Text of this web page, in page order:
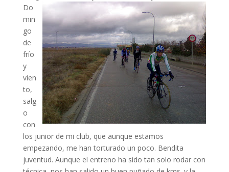
Do
min
go
de
frío
y
vien
to,
salg
o
con
los junior de mi club, que aunque estamos
empezando, me han torturado un poco. Bendita
juventud. Aunque el entreno ha sido tan solo rodar con